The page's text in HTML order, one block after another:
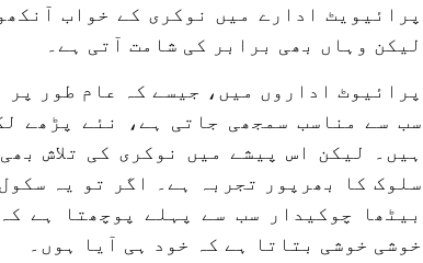
پرائیویٹ ادارے میں نوکری کے خواب
لیکن وہاں بھی برابر کی شامت آتی ہے۔
پرائیوٹ اداروں میں، جیسے کہ عام طور
سب سے مناسب سمجھی جاتی ہے، نئے پڑھے
ہیں۔ لیکن اس پیشے میں نوکری کی تلاش
سلوک کا بھرپور تجربہ ہے۔ اگر تو یہ
بیٹھا چوکیدار سب سے پہلے پوچھتا ہے
خوشی خوشی بتاتا ہے کہ خود ہی آیا ہوں۔